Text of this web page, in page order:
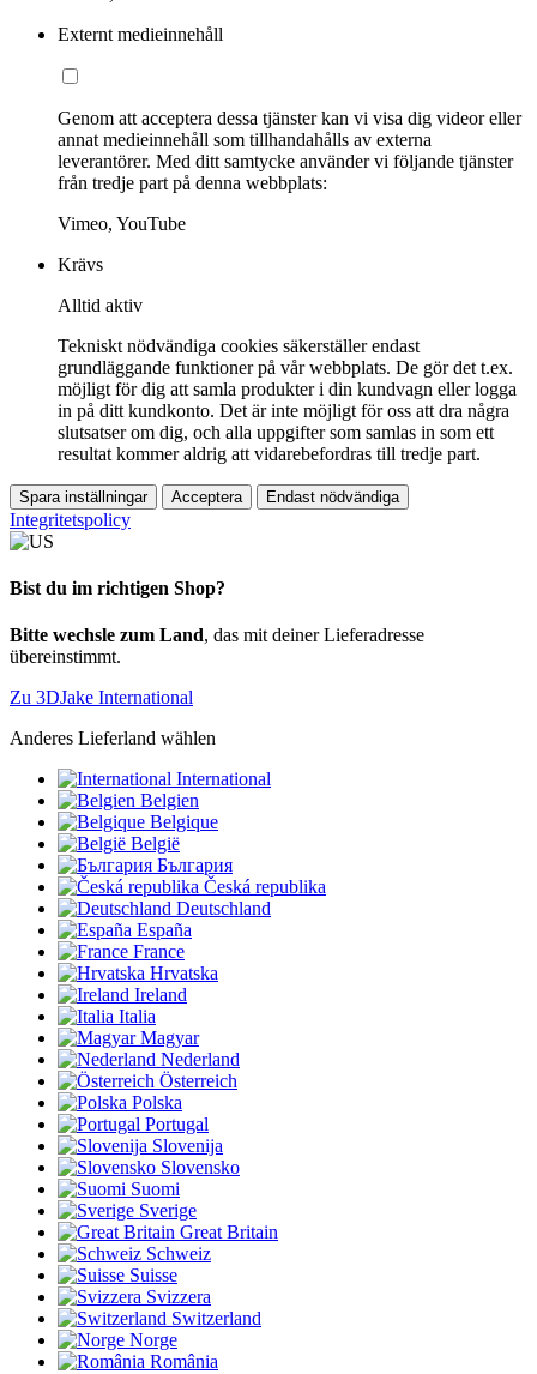
Externt medieinnehåll
Genom att acceptera dessa tjänster kan vi visa dig videor eller
annat medieinnehåll som tillhandahålls av externa
leverantörer. Med ditt samtycke använder vi följande tjänster
från tredje part på denna webbplats:
Vimeo, YouTube
Krävs
Alltid aktiv
Tekniskt nödvändiga cookies säkerställer endast
grundläggande funktioner på vår webbplats. De gör det t.ex.
möjligt för dig att samla produkter i din kundvagn eller logga
in på ditt kundkonto. Det är inte möjligt för oss att dra några
slutsatser om dig, och alla uppgifter som samlas in som ett
resultat kommer aldrig att vidarebefordras till tredje part.
Spara inställningar Acceptera Endast nödvändiga
Integritetspolicy
Bist du im richtigen Shop?
Bitte wechsle zum Land, das mit deiner Lieferadresse
übereinstimmt.
Zu 3DJake International
Anderes Lieferland wählen
International
Belgien
Belgique
België
България
Česká republika
Deutschland
España
France
Hrvatska
Ireland
Italia
Magyar
Nederland
Österreich
Polska
Portugal
Slovenija
Slovensko
Suomi
Sverige
Great Britain
Schweiz
Suisse
Svizzera
Switzerland
Norge
România